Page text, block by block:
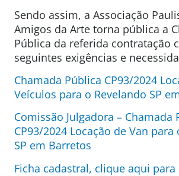
Sendo assim, a Associação
Amigos da Arte torna pública a
Pública da referida contratação
seguintes exigências e
Chamada Pública CP93/2024
Veículos para o Revelando SP
Comissão Julgadora – Chamada
CP93/2024 Locação de Van para
SP em Barretos
Ficha cadastral, clique aqui para